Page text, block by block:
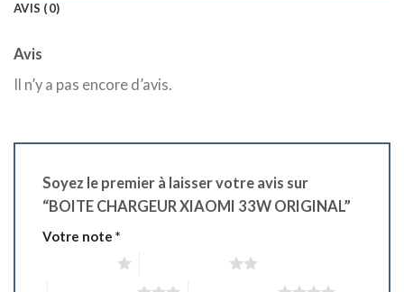
AVIS (0)
Avis
Il n’y a pas encore d’avis.
Soyez le premier à laisser votre avis sur
“BOITE CHARGEUR XIAOMI 33W ORIGINAL”
Votre note *